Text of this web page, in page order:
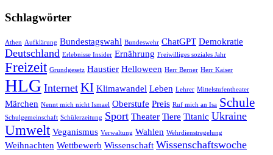
Schlagwörter
Athen Aufklärung Bundestagswahl Bundeswehr ChatGPT Demokratie
Deutschland Erlebnisse Insider Ernährung Freiwilliges soziales Jahr
Freizeit Grundgesetz Haustier Helloween Herr Berner Herr Kaiser
HLG Internet KI Klimawandel Leben Lehrer Mittelstufentheater
Märchen Nennt mich nicht Ismael Oberstufe Preis Ruf mich an Isa Schule
Schulgemeinschaft Schülerzeitung Sport Theater Tiere Titanic Ukraine
Umwelt Veganismus Verwaltung Wahlen Wehrdienstregelung
Weihnachten Wettbewerb Wissenschaft Wissenschaftswoche